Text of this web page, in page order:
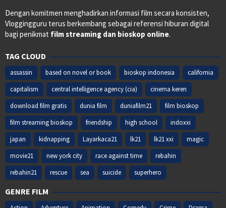
Dengan komitmen menghadirkan informasi film secara konsisten,
Vloggingguru terus berkembang sebagai referensi hiburan digital
bagi penikmat film streaming dan bioskop online.
TAG CLOUD
assassin based on novel or book bioskop indonesia
california
capitalism
central intelligence agency (cia)
cinema keren
download film gratis
dunia film duniafilm21
film bioskop
film streaming bioskop
friendship high school
indoxxi
japan
kidnapping Layarkaca21 lk21 lk21 xxi
magic
movie21
new york city race against time
rebahin
rebahin21
rescue sea suicide superhero
GENRE FILM